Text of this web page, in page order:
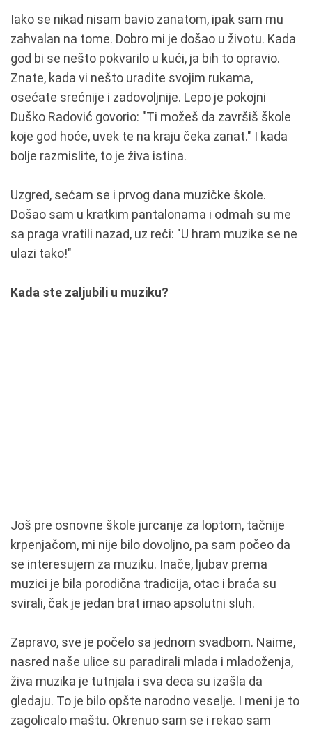
Iako se nikad nisam bavio zanatom, ipak sam mu
zahvalan na tome. Dobro mi je došao u životu. Kada
god bi se nešto pokvarilo u kući, ja bih to opravio.
Znate, kada vi nešto uradite svojim rukama,
osećate srećnije i zadovoljnije. Lepo je pokojni
Duško Radović govorio: "Ti možeš da završiš škole
koje god hoće, uvek te na kraju čeka zanat." I kada
bolje razmislite, to je živa istina.
Uzgred, sećam se i prvog dana muzičke škole.
Došao sam u kratkim pantalonama i odmah su me
sa praga vratili nazad, uz reči: "U hram muzike se ne
ulazi tako!"
Kada ste zaljubili u muziku?
Još pre osnovne škole jurcanje za loptom, tačnije
krpenjačom, mi nije bilo dovoljno, pa sam počeo da
se interesujem za muziku. Inače, ljubav prema
muzici je bila porodična tradicija, otac i braća su
svirali, čak je jedan brat imao apsolutni sluh.
Zapravo, sve je počelo sa jednom svadbom. Naime,
nasred naše ulice su paradirali mlada i mladoženja,
živa muzika je tutnjala i sva deca su izašla da
gledaju. To je bilo opšte narodno veselje. I meni je to
zagolicalo maštu. Okrenuo sam se i rekao sam